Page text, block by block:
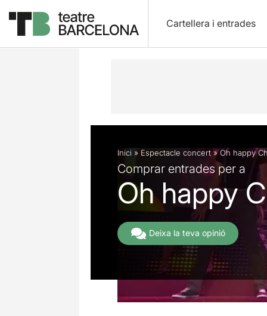
Cartellera i entrades
Descripció Fitxa artística Fotos i
Inici » Espectacle concert»Oh happy
Comprar entrades per a
Oh happy
Deixa la teva opinió